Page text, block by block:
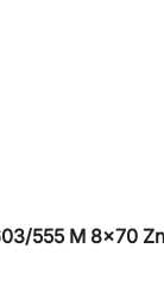
555 M 8×70